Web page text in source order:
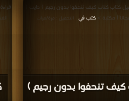
الحقوق محفوظة لأصحابها .. اذا رأيت كتاب
برعاية
موسوعة